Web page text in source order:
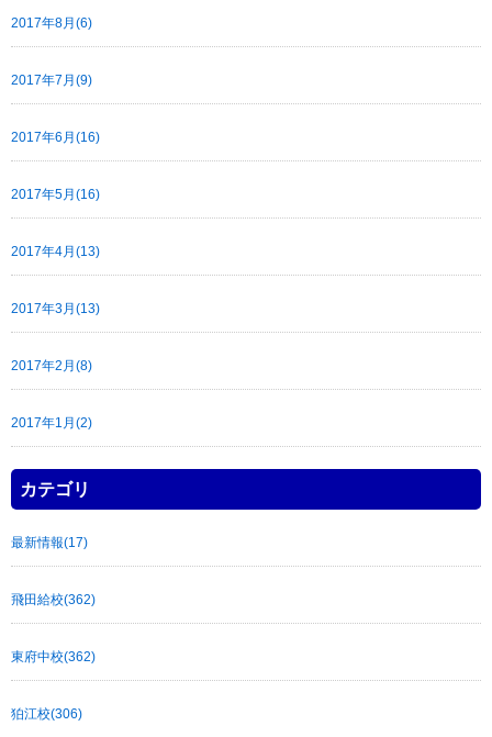
2017年8月(6)
2017年7月(9)
2017年6月(16)
2017年5月(16)
2017年4月(13)
2017年3月(13)
2017年2月(8)
2017年1月(2)
カテゴリ
最新情報(17)
飛田給校(362)
東府中校(362)
狛江校(306)